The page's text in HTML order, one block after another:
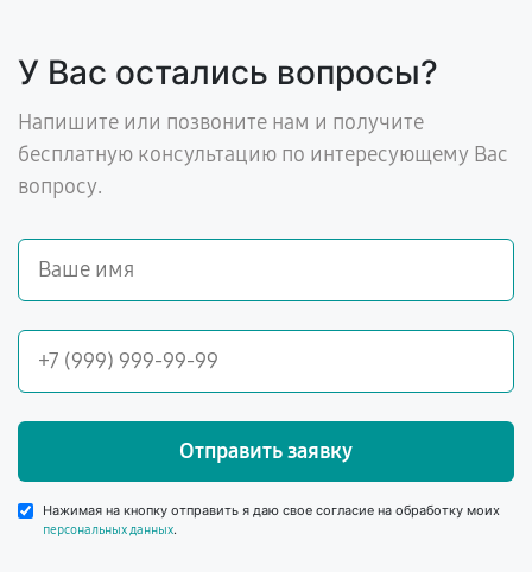
У Вас остались вопросы?
Напишите или позвоните нам и получите
бесплатную консультацию по интересующему Вас
вопросу.
Отправить заявку
Нажимая на кнопку отправить я даю свое согласие на обработку моих
персональных данных.